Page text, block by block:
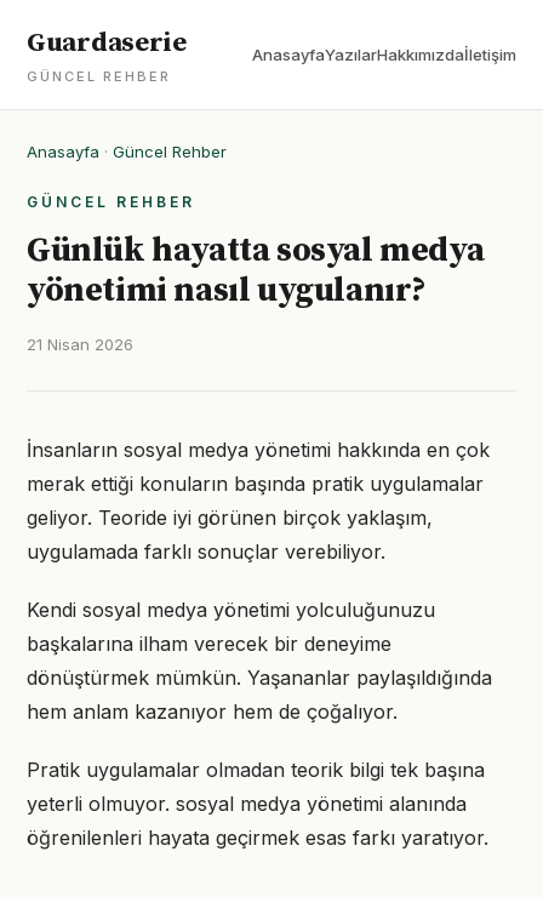
Guardaserie
GÜNCEL REHBER
AnasayfaYazılarHakkımızdaİletişim
Anasayfa · Güncel Rehber
GÜNCEL REHBER
Günlük hayatta sosyal medya
yönetimi nasıl uygulanır?
21 Nisan 2026
İnsanların sosyal medya yönetimi hakkında en çok
merak ettiği konuların başında pratik uygulamalar
geliyor. Teoride iyi görünen birçok yaklaşım,
uygulamada farklı sonuçlar verebiliyor.
Kendi sosyal medya yönetimi yolculuğunuzu
başkalarına ilham verecek bir deneyime
dönüştürmek mümkün. Yaşananlar paylaşıldığında
hem anlam kazanıyor hem de çoğalıyor.
Pratik uygulamalar olmadan teorik bilgi tek başına
yeterli olmuyor. sosyal medya yönetimi alanında
öğrenilenleri hayata geçirmek esas farkı yaratıyor.